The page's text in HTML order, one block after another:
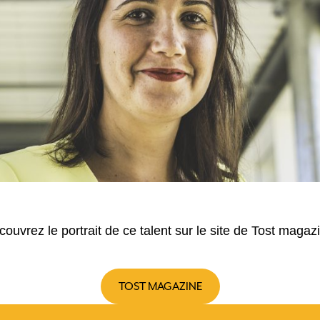
le portrait de ce talent sur le site de Tost
TOST MAGAZINE